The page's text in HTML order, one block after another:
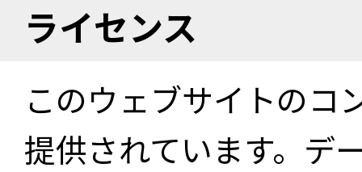
ライセンス
このウェブサイトのコ
提供されています。デ